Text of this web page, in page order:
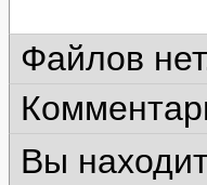
Файлов
Вы